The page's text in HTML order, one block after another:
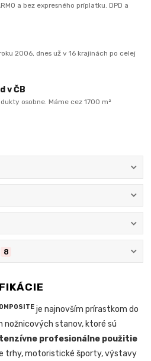
a bez expresného príplatku. DPD a
2006, dnes už v 16 krajinách po celej
v ČB
osobne. Máme cez 1700 m²
8
je najnovším prírastkom do
nožnicových stanov, ktoré sú
profesionálne použitie
trhy, motoristické športy, výstavy